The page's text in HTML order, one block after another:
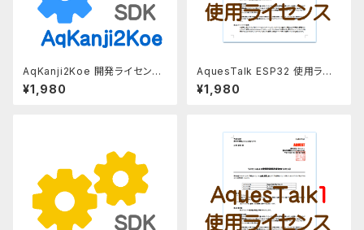
AqKanji2Koe 開発ライセンス
（個人利用）
¥1,980
AquesTalk ESP32 使用ライ
センス
¥1,980